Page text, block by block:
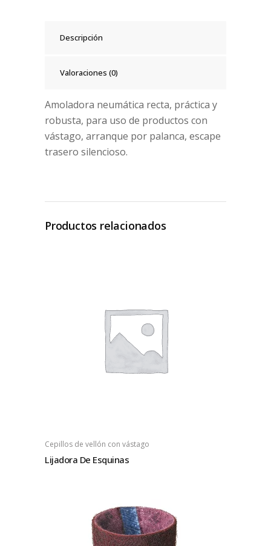
Descripción
Valoraciones (0)
Amoladora neumática recta, práctica y
robusta, para uso de productos con
vástago, arranque por palanca, escape
trasero silencioso.
Productos relacionados
Cepillos de vellón con vástago
Lijadora De Esquinas